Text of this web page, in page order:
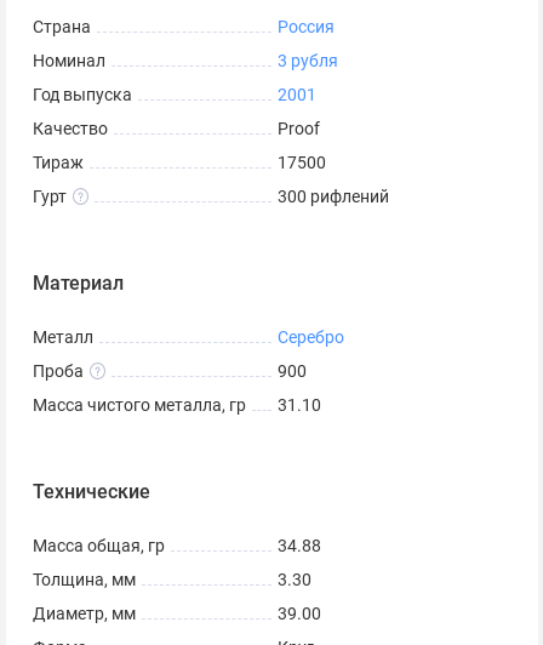
Страна
Россия
Номинал
3 рубля
Год выпуска
2001
Качество
Proof
Тираж
17500
Гурт
300 рифлений
Материал
Металл
Серебро
Проба
900
Масса чистого металла, гр
31.10
Технические
Масса общая, гр
34.88
Толщина, мм
3.30
Диаметр, мм
39.00